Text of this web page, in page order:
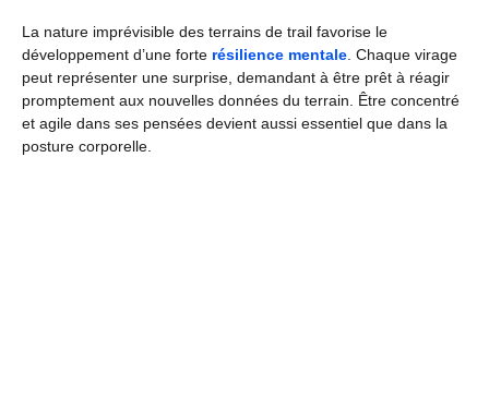
La nature imprévisible des terrains de trail favorise le
développement d’une forte résilience mentale . Chaque virage
peut représenter une surprise, demandant à être prêt à réagir
promptement aux nouvelles données du terrain. Être concentré
et agile dans ses pensées devient aussi essentiel que dans la
posture corporelle.